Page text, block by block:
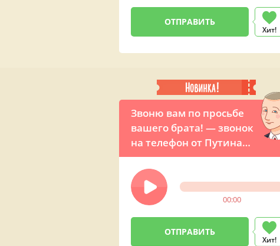
Хит!
Звоню вам по просьбе
вашего брата! — звонок
на телефон от Путина
для брата
00:00
Хит!